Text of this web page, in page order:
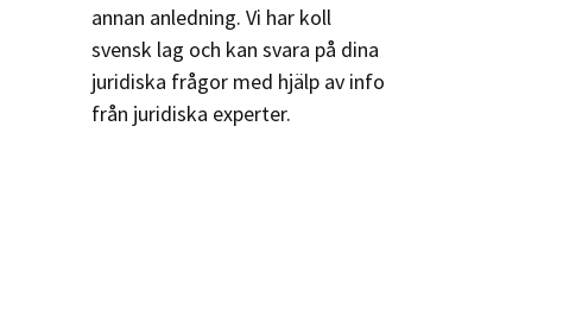
annan anledning. Vi har koll
svensk lag och kan svara på dina
juridiska frågor med hjälp av info
från juridiska experter.